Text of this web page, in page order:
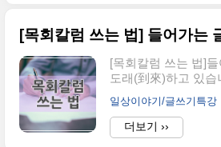
란 제목으로 검색되
에세이 형식으로 다
(column)이 뭔지 부
잡지 따위의 특별기
한다. 칼럼이란 용어
[목회칼럼 쓰는 법] 들어가는
[목회칼럼 쓰는 법]
도래(到來)하고 있습
니다. 글의 시대가
이 아닐까요? 그렇게
습니다. 확실히 이전
서 시대적으로 맞지
일상이야기/글쓰기특강
더보기 ››